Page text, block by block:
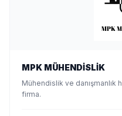
MPK MÜHENDİSLİK
Mühendislik ve
firma.